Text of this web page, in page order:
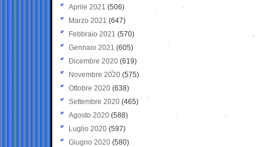
Aprile 2021 (506)
Marzo 2021 (647)
Febbraio 2021 (570)
Gennaio 2021 (605)
Dicembre 2020 (619)
Novembre 2020 (575)
Ottobre 2020 (638)
Settembre 2020(465)
Agosto 2020 (588)
Luglio 2020 (597)
Giugno 2020 (580)